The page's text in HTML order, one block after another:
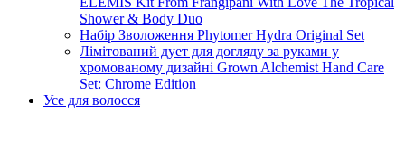
Shower & Body Duo
Набір Зволоження Phytomer Hydra Original Set
Лімітований дует для догляду за руками у
хромованому дизайні Grown Alchemist Hand Care
Set: Chrome Edition
Усе для волосся